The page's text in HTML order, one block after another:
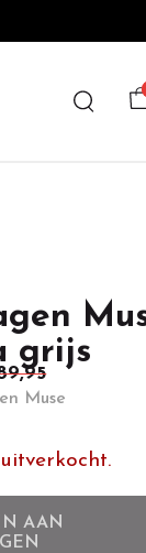
grijs
Muse
AAN